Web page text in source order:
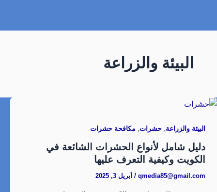
البيئة والزراعة
البيئة والزراعة, حشرات, مكافحة حشرات
دليل شامل لأنواع الحشرات الشائعة في
الكويت وكيفية التعرف عليها
qmedia85@gmail.com
/ أبريل 3, 2025